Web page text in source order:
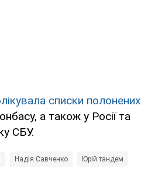
списки полонених
а також у Росії та
СБУ.
Надія Савченко Юрій тандем